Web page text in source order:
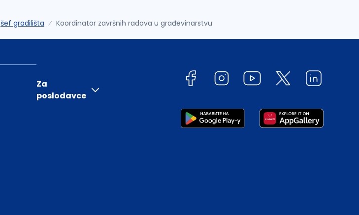
šef gradilišta Koordinator završnih radova u građevinarstvu
Za
poslodavce